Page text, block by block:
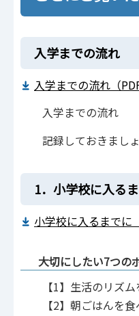
入学までの流れ
入学までの流れ（
入学までの流れ
記録しておきまし
1．小学校に入る
小学校に入るまでに
大切にしたい7つの
【1】生活のリズム
【2】朝ごはんを食